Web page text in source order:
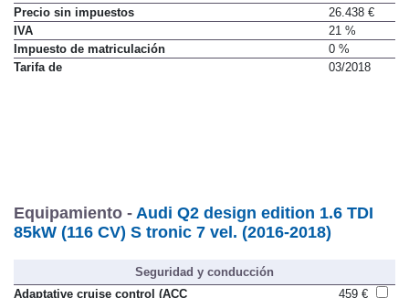
Descuento oficial
0 €
Precio sin impuestos
26.438 €
IVA
21 %
Impuesto de matriculación
0 %
Equipamiento -Audi Q2 design edition 1.6 TDI
85kW (116 CV) S tronic 7 vel. (2016-2018)
Seguridad y conducción